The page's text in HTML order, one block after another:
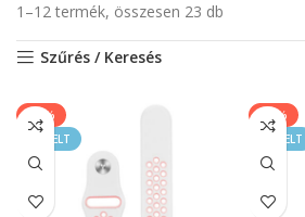
1–12 termék, összesen 23 db
Szűrés / Keresés
-40%
KIEMELT
-40%
KIEMELT